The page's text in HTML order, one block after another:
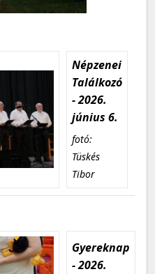
Népzenei
Találkozó
- 2026.
június 6.
fotó:
Tüskés
Tibor
Gyereknap
- 2026.